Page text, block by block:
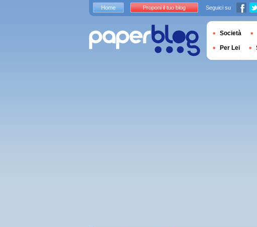
Home Proponi il tuo blog Seguici su
Società
Per Lei